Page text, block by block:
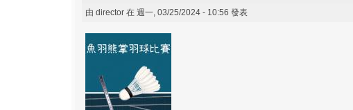
由 director在 週一, 03/25/2024 - 10:56 發表